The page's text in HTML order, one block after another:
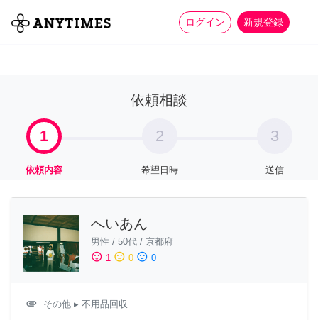
ログイン 新規登録
全て 家事 more_horiz
依頼相談
1
依頼内容
2
希望日時
3
送信
へいあん
男性 / 50代 / 京都府
sentiment_satisfied 1 sentiment_neutral 0 sentiment_dissatisfied 0
attachment その他 ▸ 不用品回収